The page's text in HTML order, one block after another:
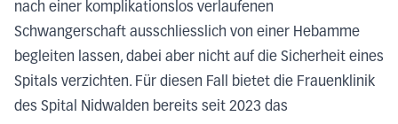
nach einer komplikationslos verlaufenen
Schwangerschaft ausschliesslich von einer Hebamme
begleiten lassen, dabei aber nicht auf die Sicherheit eines
Spitals verzichten. Für diesen Fall bietet die Frauenklinik
des Spital Nidwalden bereits seit 2023 das